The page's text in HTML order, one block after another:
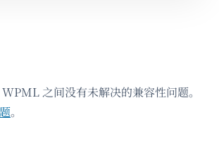
之间没有未解决的兼容性问题。
。